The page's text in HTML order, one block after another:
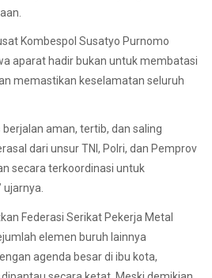
Kombespol Susatyo Purnomo
aparat hadir bukan untuk membatasi
memastikan keselamatan seluruh
aman, tertib, dan saling
dari unsur TNI, Polri, dan Pemprov
secara terkoordinasi untuk
ujarnya.
Federasi Serikat Pekerja Metal
elemen buruh lainnya
agenda besar di ibu kota,